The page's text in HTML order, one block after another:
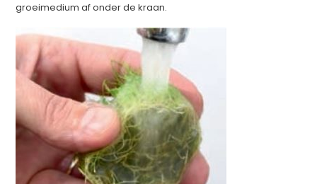
groeimedium af onder de kraan.